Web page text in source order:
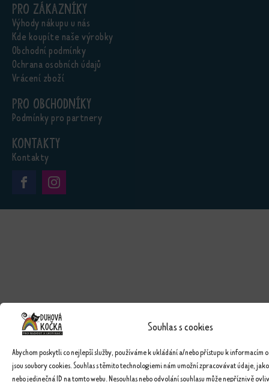
Souhlas s cookies
Abychom poskytli co nejlepší služby, používáme k ukládání a/nebo přístupu k informacím
jsou soubory cookies. Souhlas s těmito technologiemi nám umožní zpracovávat údaje,
nebo jedinečná ID na tomto webu. Nesouhlas nebo odvolání souhlasu může nepříznivě
Pro zákazníky
Výhody nákupu u nás
Kde koupíte naše výrobky
Obchodní podmínky
Ochrana osobních údajů
Vrácení zboží
Pro obchodníky
Podmínky pro partnery
Kontakty
Kontakty